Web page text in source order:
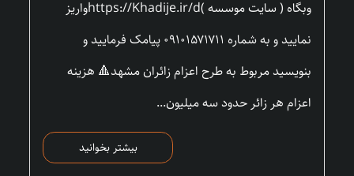
وبگاه ( سایت موسسه )https://Khadije.ir/dواریز
نمایید و به شماره ۰۹۱۰۱۵۷۱۷۱۱ پیامک فرمایید و
بنویسید مربوط به طرح اعزام زائران مشهد🔺 هزینه
اعزام هر زائر حدود سه میلیون...
بیشتر بخوانید